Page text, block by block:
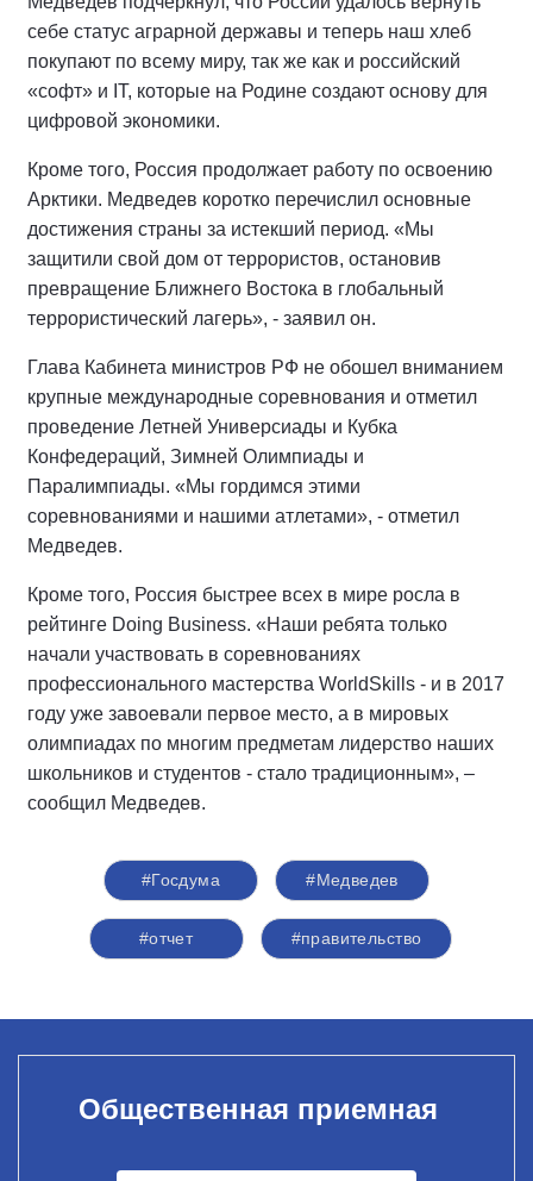
себе статус аграрной державы и теперь наш хлеб
покупают по всему миру, так же как и российский
«софт» и IT, которые на Родине создают основу для
цифровой экономики.
Кроме того, Россия продолжает работу по освоению
Арктики. Медведев коротко перечислил основные
достижения страны за истекший период. «Мы
защитили свой дом от террористов, остановив
превращение Ближнего Востока в глобальный
террористический лагерь», - заявил он.
Глава Кабинета министров РФ не обошел вниманием
крупные международные соревнования и отметил
проведение Летней Универсиады и Кубка
Конфедераций, Зимней Олимпиады и
Паралимпиады. «Мы гордимся этими
соревнованиями и нашими атлетами», - отметил
Медведев.
Кроме того, Россия быстрее всех в мире росла в
рейтинге Doing Business. «Наши ребята только
начали участвовать в соревнованиях
профессионального мастерства WorldSkills - и в 2017
году уже завоевали первое место, а в мировых
олимпиадах по многим предметам лидерство наших
школьников и студентов - стало традиционным», –
сообщил Медведев.
#Госдума #Медведев
#отчет #правительство
Общественная приемная